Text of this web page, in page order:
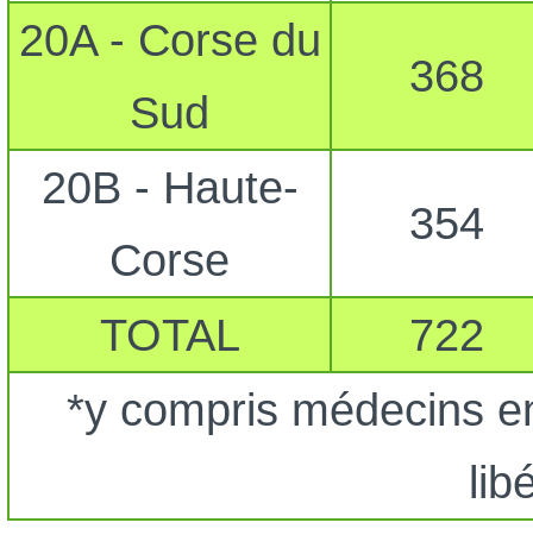
20A - Corse du
Sud
368
20B - Haute-
Corse
354
TOTAL
722
*y compris médecins